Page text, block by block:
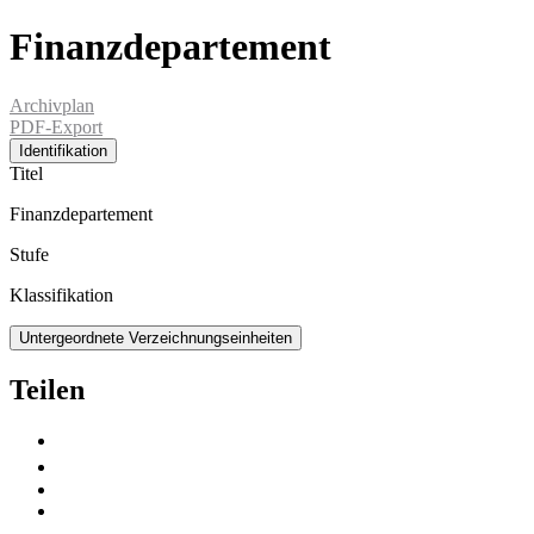
Finanzdepartement
Archivplan
PDF-Export
Identifikation
Titel
Finanzdepartement
Stufe
Klassifikation
Untergeordnete Verzeichnungseinheiten
Teilen